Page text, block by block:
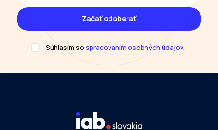
Súhlasím sospracovaním osobných údajov.